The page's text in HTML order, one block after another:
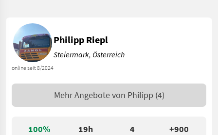
100% 19h 4 +900
online seit 8/2024
Philipp Riepl
Steiermark, Österreich
Mehr Angebote von Philipp (4)